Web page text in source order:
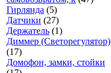
Гирлянда (5)
Датчики (27)
Держатель (1)
Диммер (Светорегулятор)
(17)
Домофон, замки, стойки